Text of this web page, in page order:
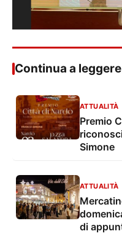
Continua a leggere
ATTUALITÀ
Premio
Simone
ATTUALITÀ
di